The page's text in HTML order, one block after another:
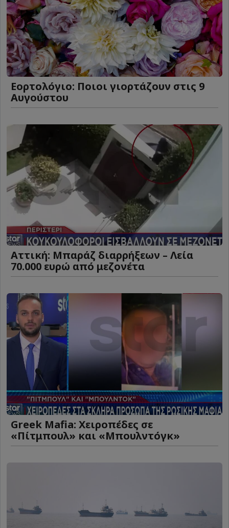
Εορτολόγιο: Ποιοι γιορτάζουν στις 9
Αυγούστου
Αττική: Μπαράζ διαρρήξεων – Λεία
70.000 ευρώ από μεζονέτα
Greek Mafia: Χειροπέδες σε
«Πίτμπουλ» και «Μπουλντόγκ»